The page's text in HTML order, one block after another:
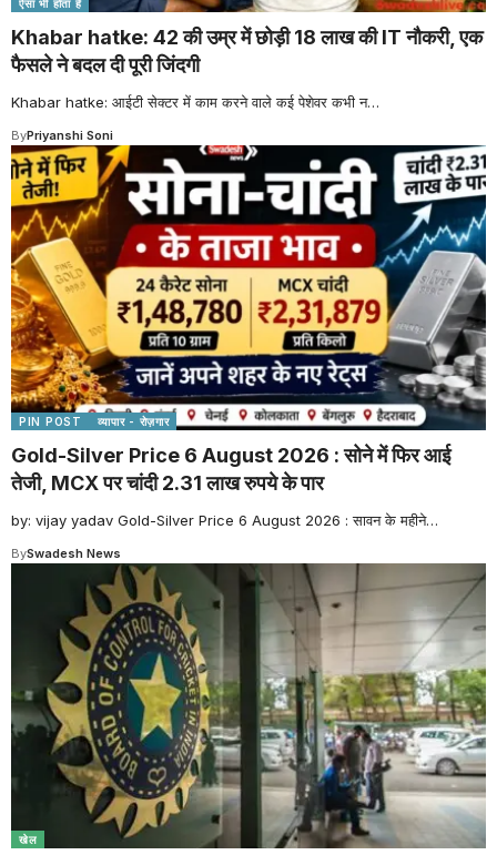
ऐसा भी होता है
Khabar hatke: 42 की उम्र में छोड़ी 18 लाख की IT नौकरी, एक
फैसले ने बदल दी पूरी जिंदगी
Khabar hatke: आईटी सेक्टर में काम करने वाले कई पेशेवर कभी न…
ByPriyanshi Soni
PIN POST व्यापार - रोज़गार
Gold-Silver Price 6 August 2026 : सोने में फिर आई
तेजी, MCX पर चांदी 2.31 लाख रुपये के पार
by: vijay yadav Gold-Silver Price 6 August 2026 : सावन के महीने…
BySwadesh News
खेल